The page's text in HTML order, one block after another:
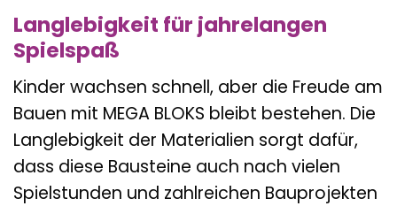
Langlebigkeit für jahrelangen
Spielspaß
Kinder wachsen schnell, aber die Freude am
Bauen mit MEGA BLOKS bleibt bestehen. Die
Langlebigkeit der Materialien sorgt dafür,
dass diese Bausteine auch nach vielen
Spielstunden und zahlreichen Bauprojekten